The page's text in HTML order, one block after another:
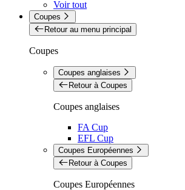
Voir tout
Coupes
Retour au menu principal
Coupes
Coupes anglaises
Retour à Coupes
Coupes anglaises
FA Cup
EFL Cup
Coupes Européennes
Retour à Coupes
Coupes Européennes